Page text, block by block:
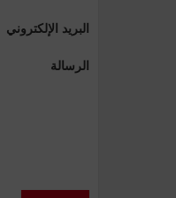
البريد الإلكتروني
الرسالة